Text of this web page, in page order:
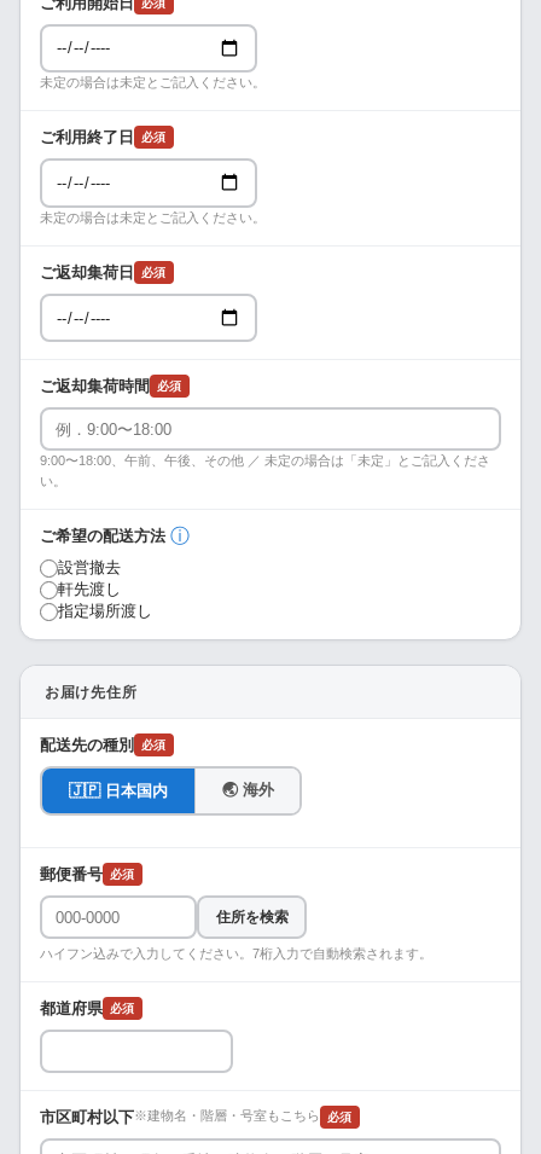
未定の場合は未定とご記入ください。
ご利用終了日 必須
未定の場合は未定とご記入ください。
ご返却集荷日 必須
ご返却集荷時間 必須
9:00〜18:00、午前、午後、その他 ／ 未定の場合は「未定」とご記入くださ
い。
ご希望の配送方法 ⓘ
設営撤去
軒先渡し
指定場所渡し
お届け先住所
配送先の種別 必須
🇯🇵 日本国内 🌏 海外
郵便番号 必須
住所を検索
ハイフン込みで入力してください。7桁入力で自動検索されます。
都道府県 必須
市区町村以下※建物名・階層・号室もこちら 必須